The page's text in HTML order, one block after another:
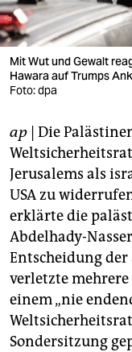
wahrheit
verlag
verlag
shop
fragen & hilfe
unterstützen
abo
genossenschaft
epaper login
Mit Wut und Gewalt
Hawara auf Trumps
Foto: dpa
ap | Die
Jerusalems als
USA zu
erklärte die
Abdelhady-
Entscheidung
verletzte mehrere
einem „nie
Sondersitzung